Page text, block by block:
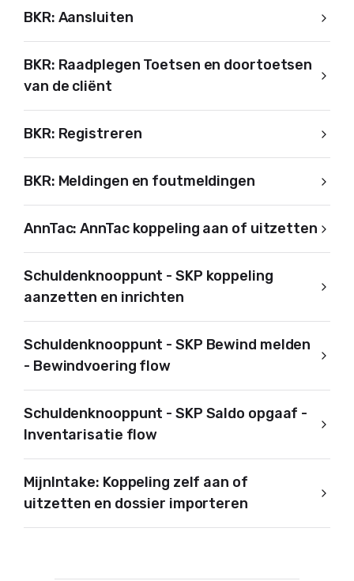
BKR: Aansluiten
BKR: Raadplegen Toetsen en doortoetsen
van de cliënt
BKR: Registreren
BKR: Meldingen en foutmeldingen
AnnTac: AnnTac koppeling aan of uitzetten
Schuldenknooppunt - SKP koppeling
aanzetten en inrichten
Schuldenknooppunt - SKP Bewind melden
- Bewindvoering flow
Schuldenknooppunt - SKP Saldo opgaaf -
Inventarisatie flow
MijnIntake: Koppeling zelf aan of
uitzetten en dossier importeren